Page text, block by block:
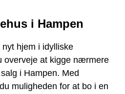
i Hampen
hjem i idylliske
overveje at kigge nærmere
i Hampen. Med
muligheden for at bo i en